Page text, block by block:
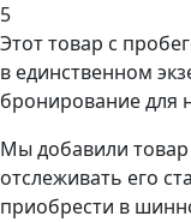
5
Этот товар с
в единственном
бронирование для
Мы добавили товар
отслеживать его
приобрести в